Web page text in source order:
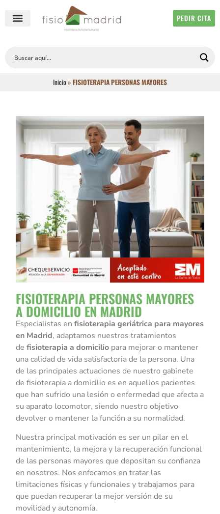
PEDIR CITA
Inicio» FISIOTERAPIA PERSONAS MAYORES
FISIOTERAPIA PERSONAS MAYORES
A DOMICILIO EN MADRID
Especialistas enfisioterapia geriátrica para mayores
en Madrid, adaptamos nuestros tratamientos
defisioterapia a domicilio para mejorar o mantener
una calidad de vida satisfactoria de la persona. Una
de las principales actuaciones de nuestro gabinete
de fisioterapia a domicilio es en aquellos pacientes
que han sufrido una lesión o enfermedad que afecta a
su aparato locomotor, siendo nuestro objetivo
devolver o mantener la función a su normalidad.
Nuestra principal motivación es ser un pilar en el
mantenimiento, la mejora y la recuperación funcional
de las personas mayores que depositan su confianza
en nosotros. Nos enfocamos en tratar las
limitaciones físicas y funcionales y trabajamos para
que puedan recuperar la mejor versión de su
movilidad y autonomía.